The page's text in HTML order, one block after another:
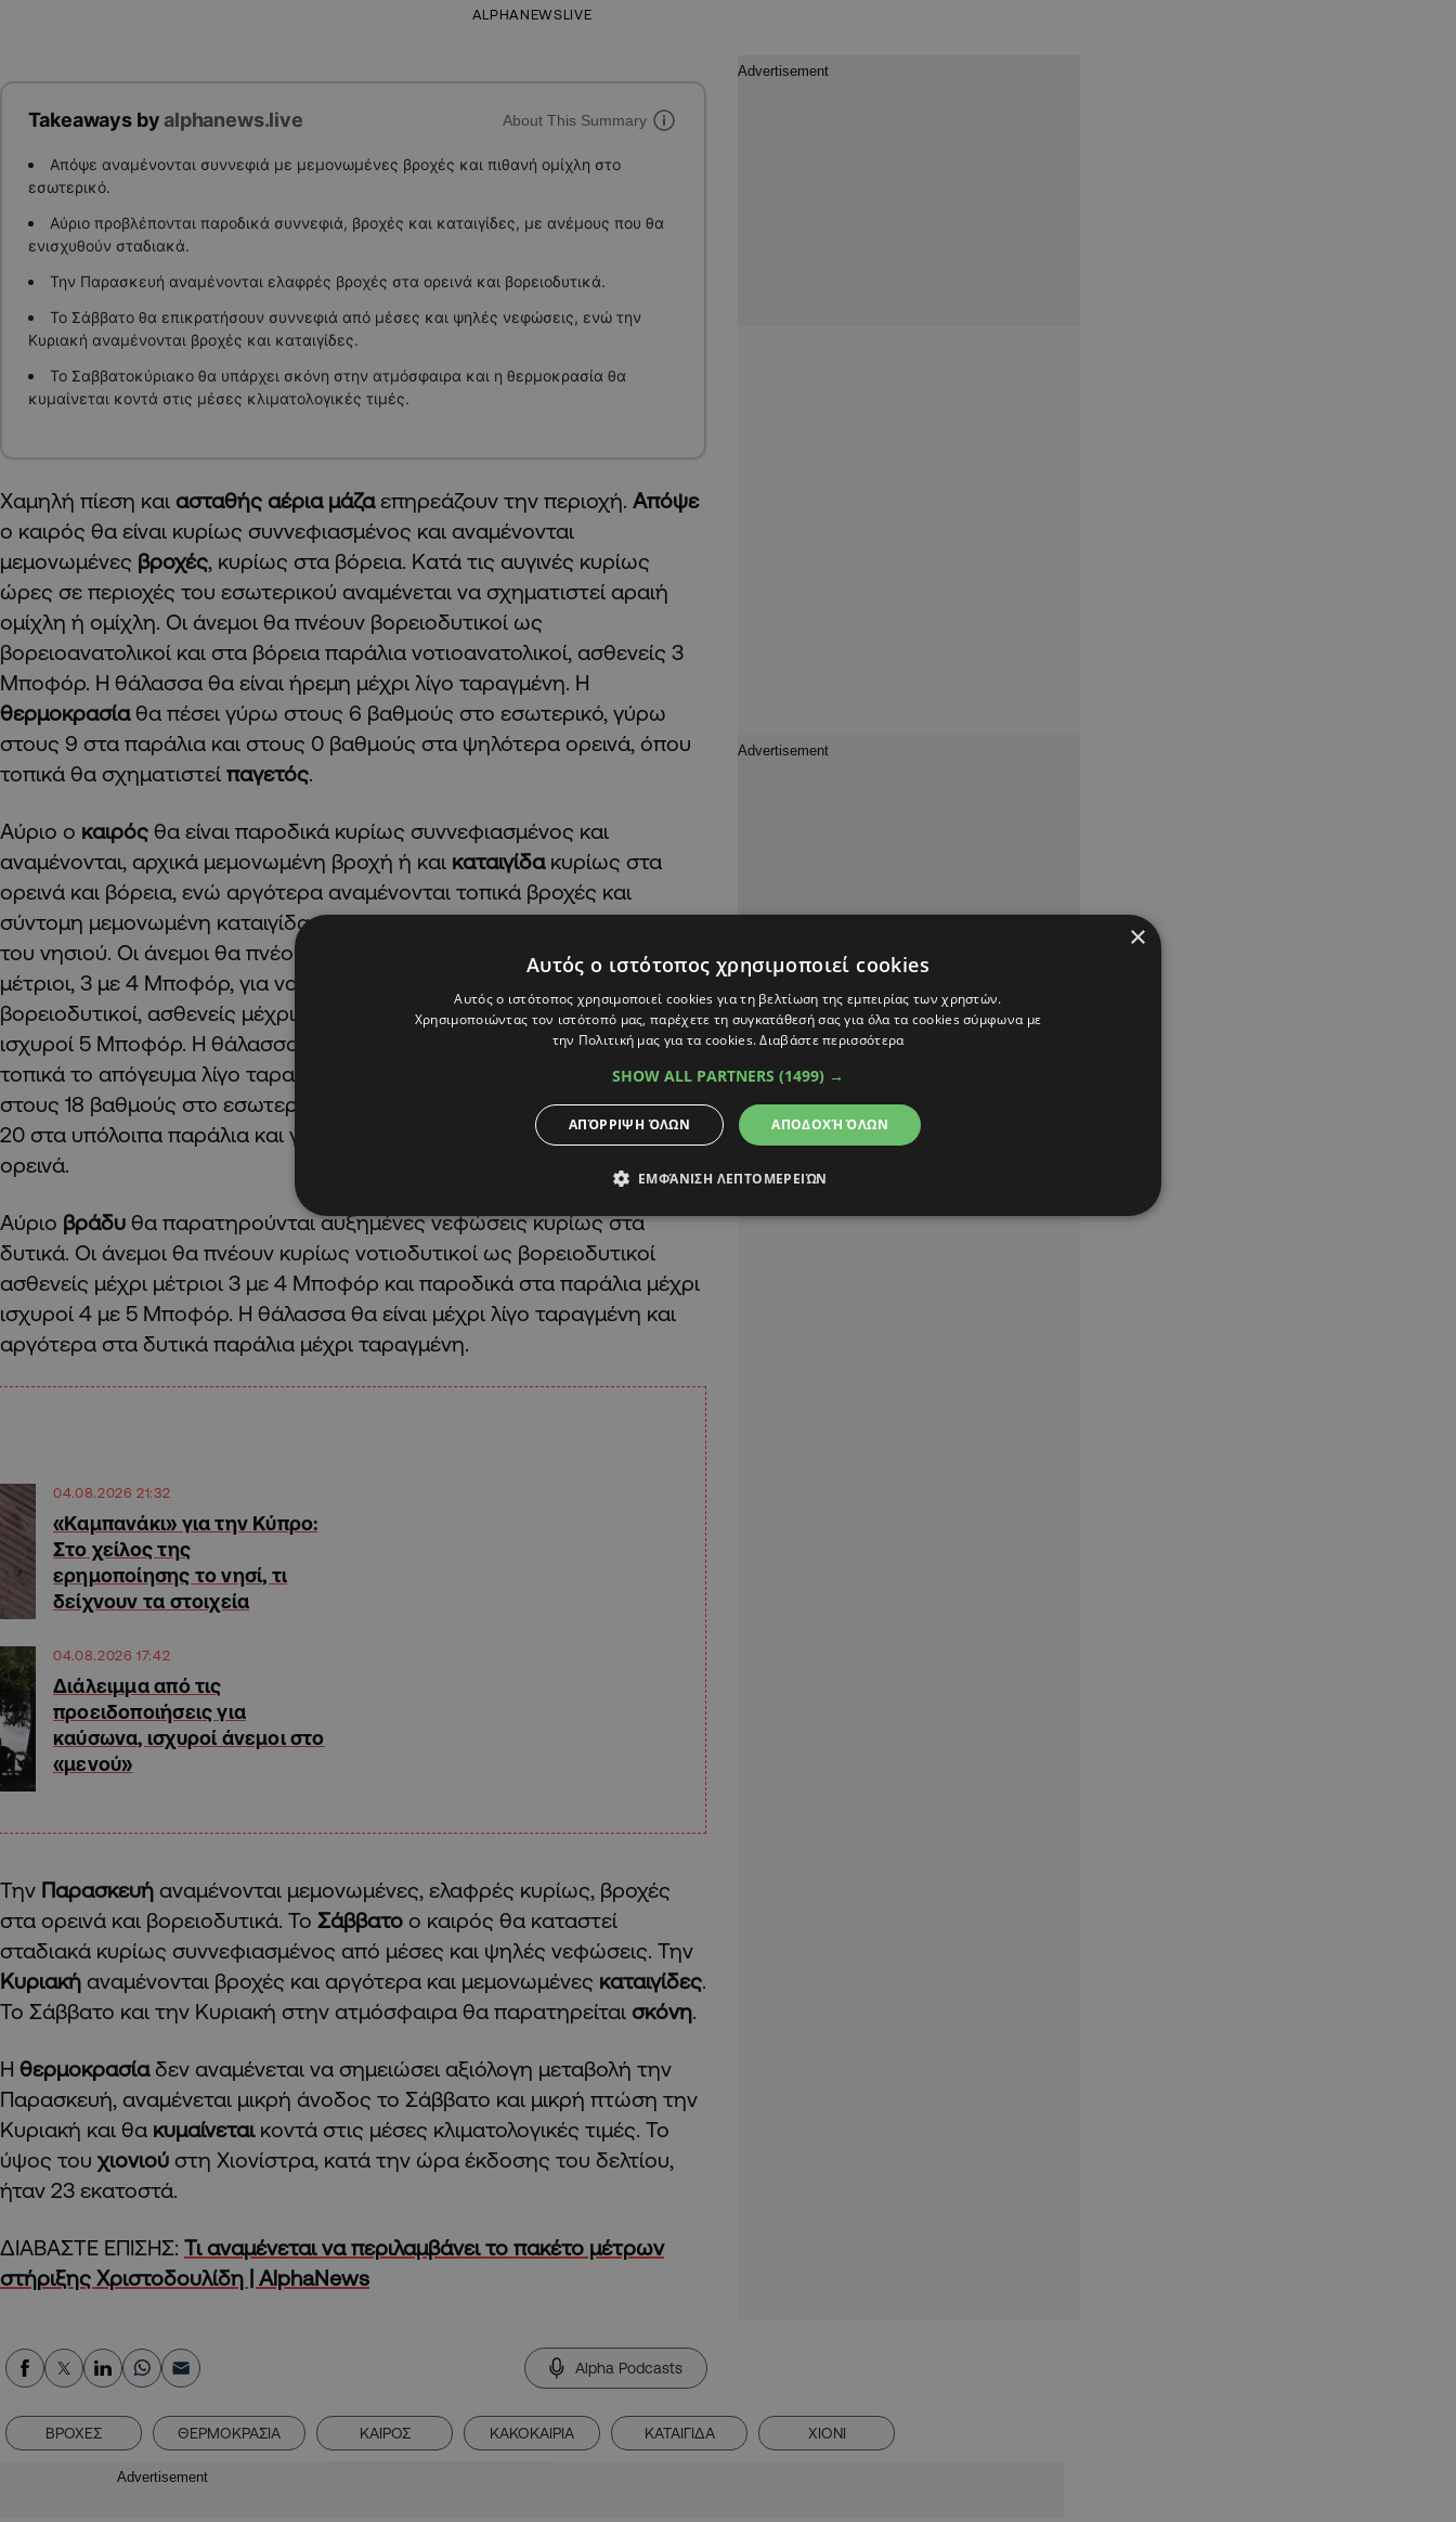
ALPHANEWSLIVE
Takeaways byalphanews.live About This Summary
Απόψε αναμένονται συννεφιά με μεμονωμένες βροχές και πιθανή ομίχλη στο
εσωτερικό.
Αύριο προβλέπονται παροδικά συννεφιά, βροχές και καταιγίδες, με ανέμους που θα
ενισχυθούν σταδιακά.
Την Παρασκευή αναμένονται ελαφρές βροχές στα ορεινά και βορειοδυτικά.
Το Σάββατο θα επικρατήσουν συννεφιά από μέσες και ψηλές νεφώσεις, ενώ την
Κυριακή αναμένονται βροχές και καταιγίδες.
Το Σαββατοκύριακο θα υπάρχει σκόνη στην ατμόσφαιρα και η θερμοκρασία θα
κυμαίνεται κοντά στις μέσες κλιματολογικές τιμές.
Χαμηλή πίεση και ασταθής αέρια μάζαεπηρεάζουν την περιοχή. Απόψε
ο καιρός θα είναι κυρίως συννεφιασμένος και αναμένονται
μεμονωμένες βροχές, κυρίως στα βόρεια. Κατά τις αυγινές κυρίως
ώρες σε περιοχές του εσωτερικού αναμένεται να σχηματιστεί αραιή
ομίχλη ή ομίχλη. Οι άνεμοι θα πνέουν βορειοδυτικοί ως
βορειοανατολικοί και στα βόρεια παράλια νοτιοανατολικοί, ασθενείς 3
Μποφόρ. Η θάλασσα θα είναι ήρεμη μέχρι λίγο ταραγμένη. Η
θερμοκρασίαθα πέσει γύρω στους 6 βαθμούς στο εσωτερικό, γύρω
στους 9 στα παράλια και στους 0 βαθμούς στα ψηλότερα ορεινά, όπου
τοπικά θα σχηματιστεί παγετός.
Αύριο ο καιρός θα είναι παροδικά κυρίως συννεφιασμένος και
αναμένονται, αρχικά μεμονωμένη βροχή ή και καταιγίδα κυρίως στα
ορεινά και βόρεια, ενώ αργότερα αναμένονται τοπικά βροχές και
σύντομη μεμονωμένη καταιγίδα κυρίως στα ορεινά και στο νότιο μισό
του νησιού. Οι άνεμοι θα πνέουν αρχικά κυρίως βόρειοι, ασθενείς μέχρι
μέτριοι, 3 με 4 Μποφόρ, για να καταστούν σταδιακά νοτιοδυτικοί ως
βορειοδυτικοί, ασθενείς μέχρι μέτριοι, 3 με 4 Μποφόρ και τοπικά
ισχυροί 5 Μποφόρ. Η θάλασσα θα είναι ήρεμη μέχρι λίγο ταραγμένη και
τοπικά το απόγευμα λίγο ταραγμένη. Η
θα ανέλθει γύρω
στους 18 βαθμούς στο εσωτερικό και στα βόρεια παράλια, γύρω στους
20 στα υπόλοιπα παράλια και γύρω στους 9 βαθμούς στα ψηλότερα
ορεινά.
Αύριο βράδυ θα παρατηρούνται αυξημένες νεφώσεις κυρίως στα
δυτικά. Οι άνεμοι θα πνέουν κυρίως νοτιοδυτικοί ως βορειοδυτικοί
ασθενείς μέχρι μέτριοι 3 με 4 Μποφόρ και παροδικά στα παράλια μέχρι
ισχυροί 4 με 5 Μποφόρ. Η θάλασσα θα είναι μέχρι λίγο ταραγμένη και
αργότερα στα δυτικά παράλια μέχρι ταραγμένη.
04.08.2026 21:32
«Καμπανάκι» για την Κύπρο:
Στο χείλος της
ερημοποίησης το νησί, τι
δείχνουν τα στοιχεία
04.08.2026 17:42
Διάλειμμα από τις
προειδοποιήσεις για
καύσωνα, ισχυροί άνεμοι στο
«μενού»
Την Παρασκευή αναμένονται μεμονωμένες, ελαφρές κυρίως, βροχές
στα ορεινά και βορειοδυτικά. Το Σάββατο ο καιρός θα καταστεί
σταδιακά κυρίως συννεφιασμένος από μέσες και ψηλές νεφώσεις. Την
Κυριακή αναμένονται βροχές και αργότερα και μεμονωμένες καταιγίδες.
Το Σάββατο και την Κυριακή στην ατμόσφαιρα θα παρατηρείται σκόνη.
Η θερμοκρασίαδεν αναμένεται να σημειώσει αξιόλογη μεταβολή την
Παρασκευή, αναμένεται μικρή άνοδος το Σάββατο και μικρή πτώση την
Κυριακή και θα κυμαίνεται κοντά στις μέσες κλιματολογικές τιμές. Το
ύψος του χιονιού στη Χιονίστρα, κατά την ώρα έκδοσης του δελτίου,
ήταν 23 εκατοστά.
ΔΙΑΒΑΣΤΕ ΕΠΙΣΗΣ: Τι αναμένεται να περιλαμβάνει το πακέτο μέτρων
στήριξης Χριστοδουλίδη | AlphaNews
Alpha Podcasts
ΒΡΟΧΕΣ ΘΕΡΜΟΚΡΑΣΙΑ ΚΑΙΡΟΣ ΚΑΚΟΚΑΙΡΙΑ ΚΑΤΑΙΓΙΔΑ ΧΙΟΝΙ
Advertisement
×
Αυτός ο ιστότοπος χρησιμοποιεί cookies
Αυτός ο ιστότοπος χρησιμοποιεί cookies για τη βελτίωση της εμπειρίας των χρηστών.
Χρησιμοποιώντας τον ιστότοπό μας, παρέχετε τη συγκατάθεσή σας για όλα τα cookies σύμφωνα με
την Πολιτική μας για τα cookies.Διαβάστε περισσότερα
SHOW ALL PARTNERS (1499) →
ΑΠΟΔΟΧΉ ΌΛΩΝ
ΑΠΌΡΡΙΨΗ ΌΛΩΝ
ΕΜΦΆΝΙΣΗ ΛΕΠΤΟΜΕΡΕΙΏΝ